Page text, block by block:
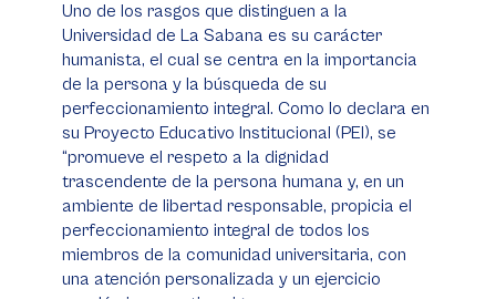
Uno de los rasgos que distinguen a la
Universidad de La Sabana es su carácter
humanista, el cual se centra en la importancia
de la persona y la búsqueda de su
perfeccionamiento integral. Como lo declara en
su Proyecto Educativo Institucional (PEI), se
“promueve el respeto a la dignidad
trascendente de la persona humana y, en un
ambiente de libertad responsable, propicia el
perfeccionamiento integral de todos los
miembros de la comunidad universitaria, con
una atención personalizada y un ejercicio